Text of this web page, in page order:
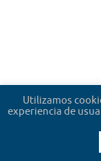
Utilizamos
experiencia de